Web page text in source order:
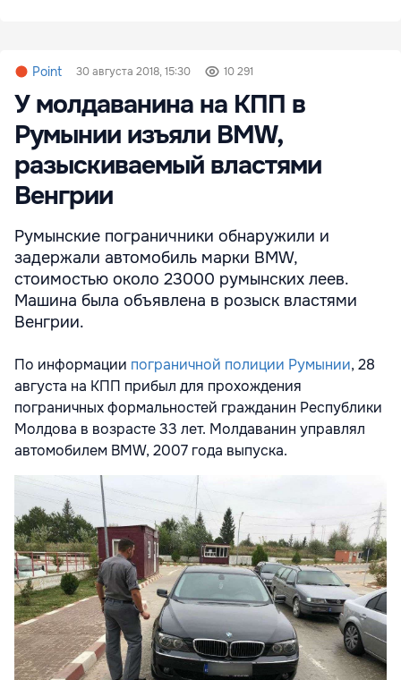
Point 30 августа 2018, 15:30 10 291
У молдаванина на КПП в
Румынии изъяли BMW,
разыскиваемый властями
Венгрии
Румынские пограничники обнаружили и
задержали автомобиль марки BMW,
стоимостью около 23000 румынских леев.
Машина была объявлена в розыск властями
Венгрии.
По информации пограничной полиции Румынии, 28
августа на КПП прибыл для прохождения
пограничных формальностей гражданин Республики
Молдова в возрасте 33 лет. Молдаванин управлял
автомобилем BMW, 2007 года выпуска.